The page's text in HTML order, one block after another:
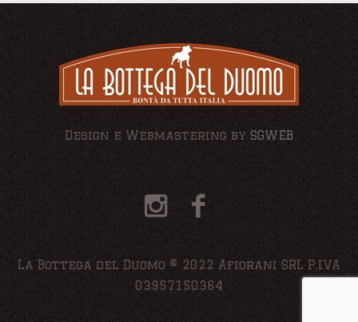
Design e Webmastering by SGWEB
La Bottega del Duomo © 2022 Afiorani SRL P.IVA
03957150364